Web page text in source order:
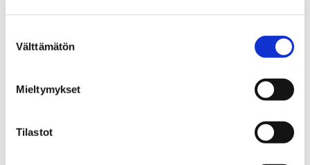
valinta
Välttämätön
Mieltymykset
Tilastot